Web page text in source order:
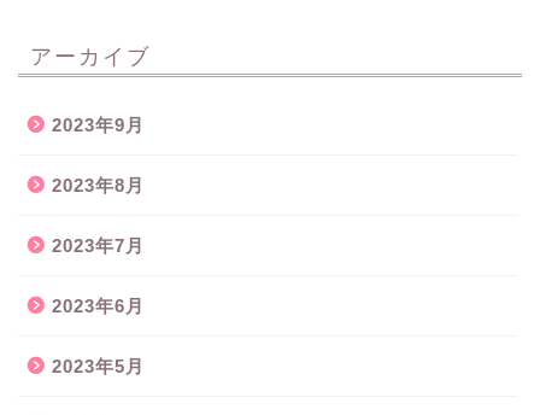
アーカイブ
2023年9月
2023年8月
2023年7月
2023年6月
2023年5月